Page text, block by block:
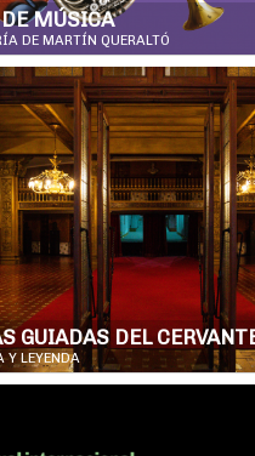
MÚSICA
DE MARTÍN QUERALTÓ
GUIADAS DEL
LEYENDA